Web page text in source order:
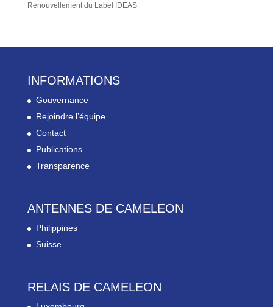
Renouvellement du Label IDEAS
INFORMATIONS
Gouvernance
Rejoindre l’équipe
Contact
Publications
Transparence
ANTENNES DE CAMELEON
Philippines
Suisse
RELAIS DE CAMELEON